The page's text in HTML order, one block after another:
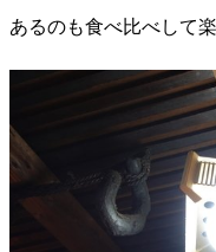
あるのも食べ比べして